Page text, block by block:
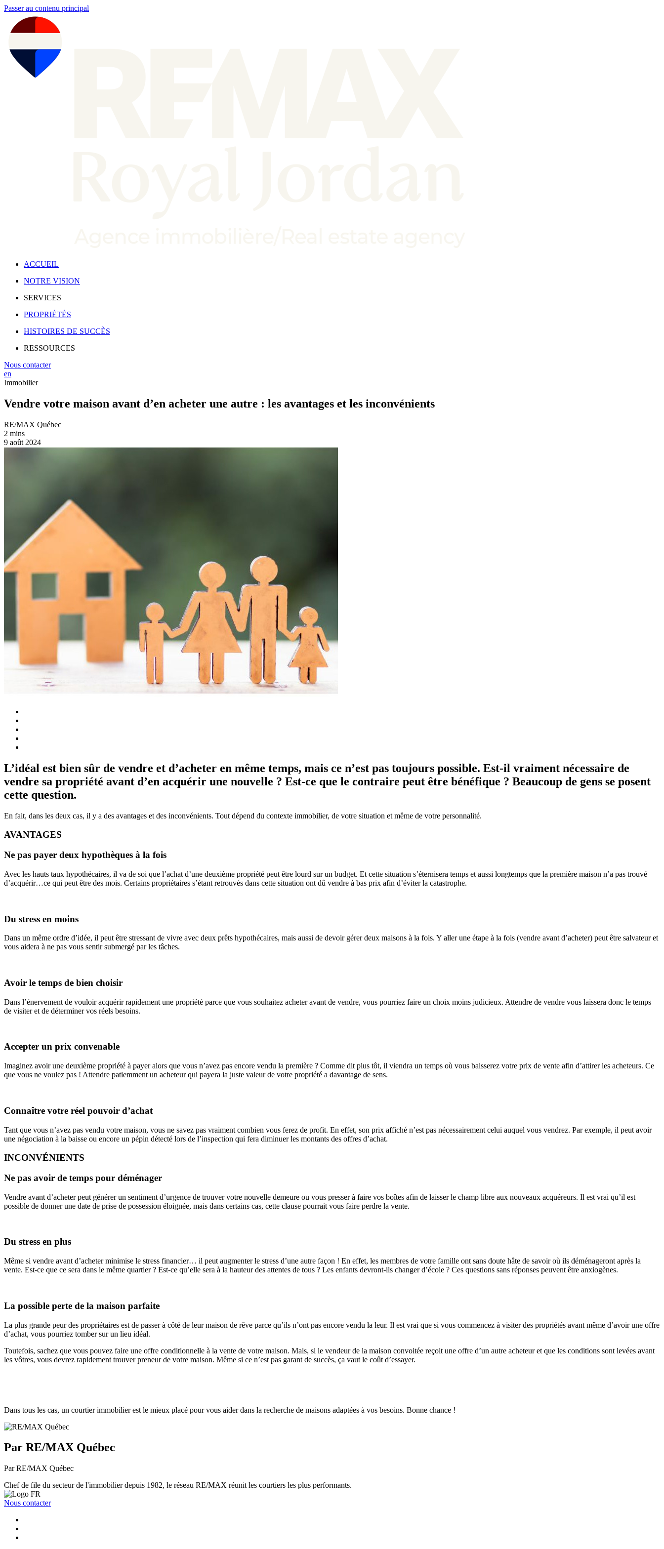
Passer au contenu principal
ACCUEIL
NOTRE VISION
SERVICES
PROPRIÉTÉS
HISTOIRES DE SUCCÈS
RESSOURCES
Nous contacter
en
Immobilier
Vendre votre maison avant d’en acheter une autre : les avantages et les inconvénients
RE/MAX Québec
2 mins
9 août 2024
L’idéal est bien sûr de vendre et d’acheter en même temps, mais ce n’est pas toujours possible. Est-il vraiment nécessaire de
vendre sa propriété avant d’en acquérir une nouvelle ? Est-ce que le contraire peut être bénéfique ? Beaucoup de gens se posent
cette question.
En fait, dans les deux cas, il y a des avantages et des inconvénients. Tout dépend du contexte immobilier, de votre situation et même de votre personnalité.
AVANTAGES
Ne pas payer deux hypothèques à la fois
Avec les hauts taux hypothécaires, il va de soi que l’achat d’une deuxième propriété peut être lourd sur un budget. Et cette situation s’éternisera temps et aussi longtemps que la première maison n’a pas trouvé
d’acquérir…ce qui peut être des mois. Certains propriétaires s’étant retrouvés dans cette situation ont dû vendre à bas prix afin d’éviter la catastrophe.
Du stress en moins
Dans un même ordre d’idée, il peut être stressant de vivre avec deux prêts hypothécaires, mais aussi de devoir gérer deux maisons à la fois. Y aller une étape à la fois (vendre avant d’acheter) peut être salvateur et
vous aidera à ne pas vous sentir submergé par les tâches.
Avoir le temps de bien choisir
Dans l’énervement de vouloir acquérir rapidement une propriété parce que vous souhaitez acheter avant de vendre, vous pourriez faire un choix moins judicieux. Attendre de vendre vous laissera donc le temps
de visiter et de déterminer vos réels besoins.
Accepter un prix convenable
Imaginez avoir une deuxième propriété à payer alors que vous n’avez pas encore vendu la première ? Comme dit plus tôt, il viendra un temps où vous baisserez votre prix de vente afin d’attirer les acheteurs. Ce
que vous ne voulez pas ! Attendre patiemment un acheteur qui payera la juste valeur de votre propriété a davantage de sens.
Connaître votre réel pouvoir d’achat
Tant que vous n’avez pas vendu votre maison, vous ne savez pas vraiment combien vous ferez de profit. En effet, son prix affiché n’est pas nécessairement celui auquel vous vendrez. Par exemple, il peut avoir
une négociation à la baisse ou encore un pépin détecté lors de l’inspection qui fera diminuer les montants des offres d’achat.
INCONVÉNIENTS
Ne pas avoir de temps pour déménager
Vendre avant d’acheter peut générer un sentiment d’urgence de trouver votre nouvelle demeure ou vous presser à faire vos boîtes afin de laisser le champ libre aux nouveaux acquéreurs. Il est vrai qu’il est
possible de donner une date de prise de possession éloignée, mais dans certains cas, cette clause pourrait vous faire perdre la vente.
Du stress en plus
Même si vendre avant d’acheter minimise le stress financier… il peut augmenter le stress d’une autre façon ! En effet, les membres de votre famille ont sans doute hâte de savoir où ils déménageront après la
vente. Est-ce que ce sera dans le même quartier ? Est-ce qu’elle sera à la hauteur des attentes de tous ? Les enfants devront-ils changer d’école ? Ces questions sans réponses peuvent être anxiogènes.
La possible perte de la maison parfaite
La plus grande peur des propriétaires est de passer à côté de leur maison de rêve parce qu’ils n’ont pas encore vendu la leur. Il est vrai que si vous commencez à visiter des propriétés avant même d’avoir une offre
d’achat, vous pourriez tomber sur un lieu idéal.
Toutefois, sachez que vous pouvez faire une offre conditionnelle à la vente de votre maison. Mais, si le vendeur de la maison convoitée reçoit une offre d’un autre acheteur et que les conditions sont levées avant
les vôtres, vous devrez rapidement trouver preneur de votre maison. Même si ce n’est pas garant de succès, ça vaut le coût d’essayer.
Dans tous les cas, un courtier immobilier est le mieux placé pour vous aider dans la recherche de maisons adaptées à vos besoins. Bonne chance !
Par RE/MAX Québec
Par RE/MAX Québec
Chef de file du secteur de l'immobilier depuis 1982, le réseau RE/MAX réunit les courtiers les plus performants.
Nous contacter